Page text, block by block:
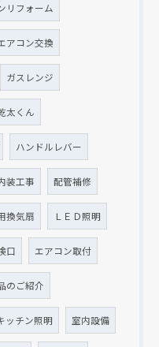
リフォーム
アコン交換
ガスレンジ
太くん
ハンドルレバー
装工事 配管補修
換気扇 ＬＥＤ照明
口 エアコン取付
のご紹介
ッチン照明 室内設備